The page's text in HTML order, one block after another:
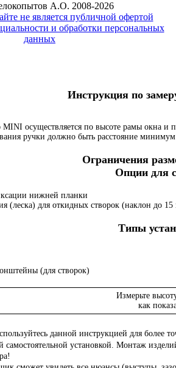
А.О. 2008-2026
не является публичной офертой
и обработки персональных
данных
Инструкция по
осуществляется по высоте рамы окна
ручки должно быть расстояние
Ограничения
Опции для
нижней планки
(леска) для откидных створок (наклон до 15
Типы
(для створок)
Измерьте
как
данной инструкцией для более
самостоятельной установкой. Монтаж